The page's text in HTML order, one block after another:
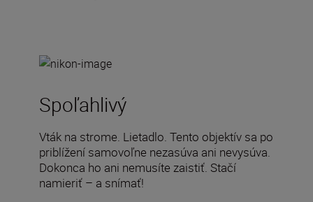
Spoľahlivý
Vták na strome. Lietadlo. Tento objektív sa po
priblížení samovoľne nezasúva ani nevysúva.
Dokonca ho ani nemusíte zaistiť. Stačí
namieriť – a snímať!